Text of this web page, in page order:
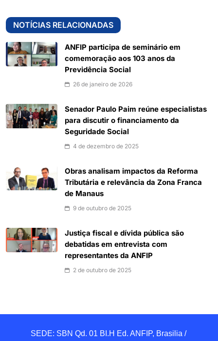
NOTÍCIAS RELACIONADAS
ANFIP participa de seminário em
comemoração aos 103 anos da
Previdência Social
26 de janeiro de 2026
Senador Paulo Paim reúne especialistas
para discutir o financiamento da
Seguridade Social
4 de dezembro de 2025
Obras analisam impactos da Reforma
Tributária e relevância da Zona Franca
de Manaus
9 de outubro de 2025
Justiça fiscal e dívida pública são
debatidas em entrevista com
representantes da ANFIP
2 de outubro de 2025
SEDE: SBN Qd. 01 BI.H Ed. ANFIP, Brasilia /